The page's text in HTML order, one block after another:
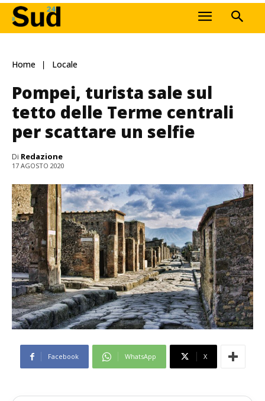
Home Locale
Pompei, turista sale sul
tetto delle Terme centrali
per scattare un selfie
Di Redazione
17 AGOSTO 2020
Facebook WhatsApp X